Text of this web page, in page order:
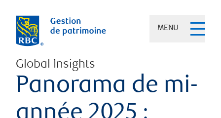
MENU
Global Insights
Panorama de mi-